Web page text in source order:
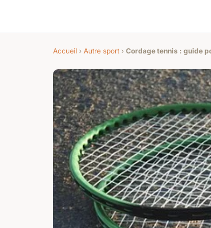
Accueil › Autre sport › Cordage tennis : guide